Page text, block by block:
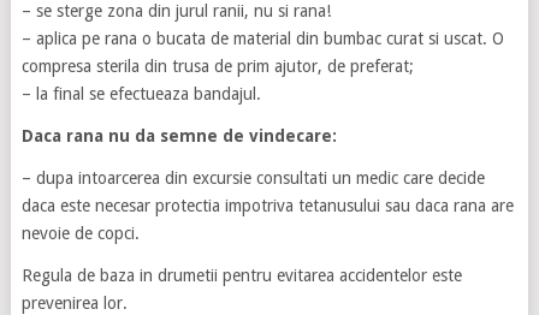
– se sterge zona din jurul ranii, nu si rana!
– aplica pe rana o bucata de material din bumbac curat si uscat. O
compresa sterila din trusa de prim ajutor, de preferat;
– la final se efectueaza bandajul.
Daca rana nu da semne de vindecare:
– dupa intoarcerea din excursie consultati un medic care decide
daca este necesar protectia impotriva tetanusului sau daca rana are
nevoie de copci.
Regula de baza in drumetii pentru evitarea accidentelor este
prevenirea lor.